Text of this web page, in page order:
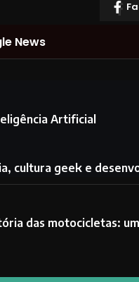
News
Artificial
cultura geek e
das motocicletas: